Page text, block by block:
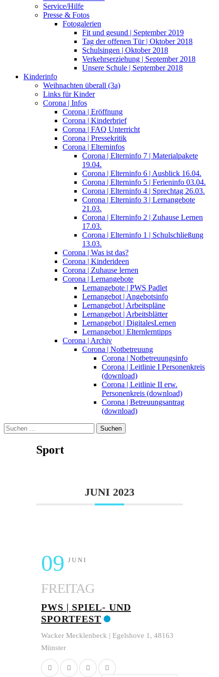
Service/Hilfe
Presse & Fotos
Fotogalerien
Fit und gesund | September 2019
Tag der offenen Tür | Oktober 2018
Schulsingen | Oktober 2018
Verkehrserziehung | September 2018
Unsere Schule | September 2018
Kinderinfo
Weihnachten überall (3a)
Links für Kinder
Corona | Infos
Corona | Eröffnung
Corona | Kinderbrief
Corona | FAQ Unterricht
Corona | Pressekritik
Corona | Elterninfos
Corona | Elterninfo 7 | Materialpakete
19.04.
Corona | Elterninfo 6 | Ausblick 16.04.
Corona | Elterninfo 5 | Ferieninfo 03.04.
Corona | Elterninfo 4 | Sprechtag 26.03.
Corona | Elterninfo 3 | Lernangebote
21.03.
Corona | Elterninfo 2 | Zuhause Lernen
17.03.
Corona | Elterninfo 1 | Schulschließung
13.03.
Corona | Was ist das?
Corona | Kinderideen
Corona | Zuhause lernen
Corona | Lernangebote
Lernangebote | PWS Padlet
Lernangebot | Angebotsinfo
Lernangebot | Arbeitspläne
Lernangebot | Arbeitsblätter
Lernangebot | DigitalesLernen
Lernangebot | Elternlerntipps
Corona | Archiv
Corona | Notbetreuung
Corona | Notbetreuungsinfo
Corona | Leitlinie I Personenkreis
(download)
Corona | Leitlinie II erw.
Personenkreis (download)
Corona | Betreuungsantrag
(download)
Suchen
nach:
Sport
JUNI 2023
09 JUNI
FREITAG
PWS | SPIEL- UND
SPORTFEST
Wacker Mecklenbeck | Egelshove 1, 48163
Münster